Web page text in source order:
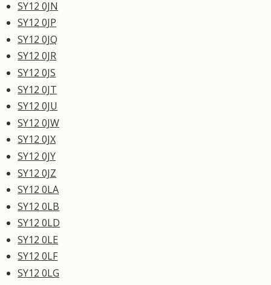
SY12 0JN
SY12 0JP
SY12 0JQ
SY12 0JR
SY12 0JS
SY12 0JT
SY12 0JU
SY12 0JW
SY12 0JX
SY12 0JY
SY12 0JZ
SY12 0LA
SY12 0LB
SY12 0LD
SY12 0LE
SY12 0LF
SY12 0LG